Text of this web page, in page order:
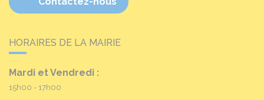
HORAIRES DE LA MAIRIE
Mardi et Vendredi :
15h00 - 17h00